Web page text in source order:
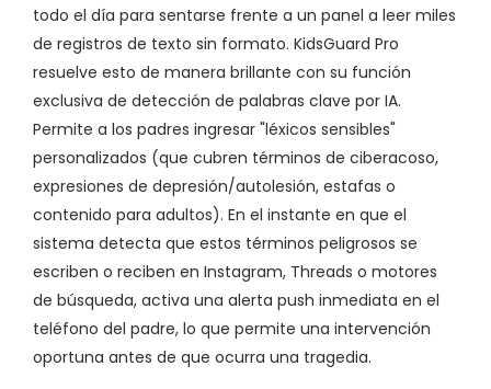
todo el día para sentarse frente a un panel a leer miles
de registros de texto sin formato. KidsGuard Pro
resuelve esto de manera brillante con su función
exclusiva de detección de palabras clave por IA.
Permite a los padres ingresar "léxicos sensibles"
personalizados (que cubren términos de ciberacoso,
expresiones de depresión/autolesión, estafas o
contenido para adultos). En el instante en que el
sistema detecta que estos términos peligrosos se
escriben o reciben en Instagram, Threads o motores
de búsqueda, activa una alerta push inmediata en el
teléfono del padre, lo que permite una intervención
oportuna antes de que ocurra una tragedia.